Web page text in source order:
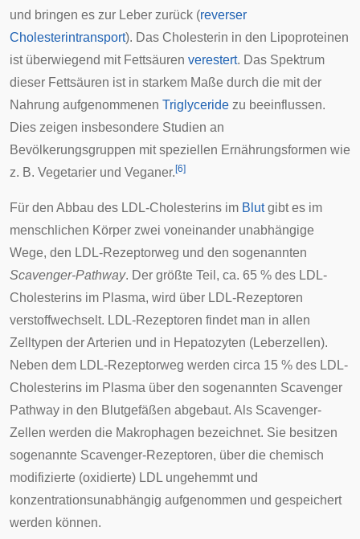
und bringen es zur Leber zurück (reverser
Cholesterintransport). Das Cholesterin in den Lipoproteinen
ist überwiegend mit Fettsäuren verestert. Das Spektrum
dieser Fettsäuren ist in starkem Maße durch die mit der
Nahrung aufgenommenen Triglyceride zu beeinflussen.
Dies zeigen insbesondere Studien an
Bevölkerungsgruppen mit speziellen Ernährungsformen wie
z. B. Vegetarier und Veganer. [6]
Für den Abbau des LDL-Cholesterins im Blutgibt es im
menschlichen Körper zwei voneinander unabhängige
Wege, den LDL-Rezeptorweg und den sogenannten
Scavenger-Pathway. Der größte Teil, ca. 65 % des LDL-
Cholesterins im Plasma, wird über LDL-Rezeptoren
verstoffwechselt. LDL-Rezeptoren findet man in allen
Zelltypen derArterien und in Hepatozyten (Leberzellen).
Neben dem LDL-Rezeptorweg werden circa 15 % des LDL-
Cholesterins im Plasma über den sogenannten Scavenger
Pathway in den Blutgefäßen abgebaut. Als Scavenger-
Zellen werden die Makrophagen bezeichnet. Sie besitzen
sogenannte Scavenger-Rezeptoren, über die chemisch
modifizierte (oxidierte) LDL ungehemmt und
konzentrationsunabhängig aufgenommen und gespeichert
werden können.